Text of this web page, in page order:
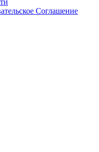
Соглашение